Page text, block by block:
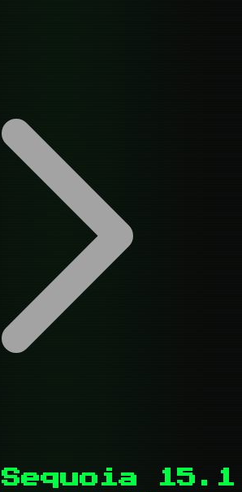
Sequoia 15.1